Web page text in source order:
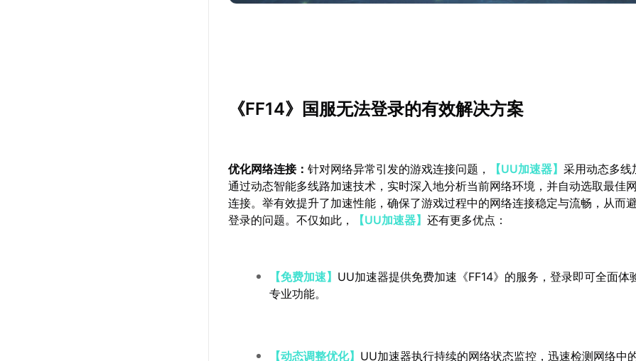
《FF14》国服无法登录的有效解决方案
优化网络连接：针对网络异常引发的游戏连接问题， 【UU加速器】采用动态多线
通过动态智能多线路加速技术，实时深入地分析当前网络环境，并自动选取最佳
连接。举有效提升了加速性能，确保了游戏过程中的网络连接稳定与流畅，从而
登录的问题。不仅如此，
【UU加速器】还有更多优点：
【免费加速】 UU加速器提供免费加速《FF14》的服务，登录即可全面体
专业功能。
【动态调整优化】 UU加速器执行持续的网络状态监控，迅速检测网络中